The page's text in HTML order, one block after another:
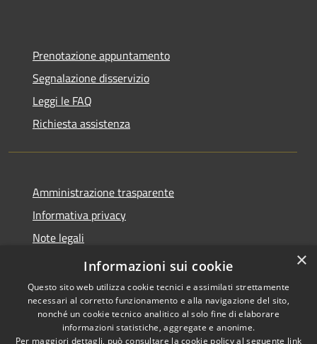
Prenotazione appuntamento
Segnalazione disservizio
Leggi le FAQ
Richiesta assistenza
Amministrazione trasparente
Informativa privacy
Note legali
Dichiarazione di accessibilità
Copyright © 2026 • Comune di
×
Informazioni sui cookie
Questo sito web utilizza cookie tecnici e assimilati strettamente
necessari al corretto funzionamento e alla navigazione del sito,
nonché un cookie tecnico analitico al solo fine di elaborare
informazioni statistiche, aggregate e anonime.
Per maggiori dettagli, può consultare la cookie policy al seguente link